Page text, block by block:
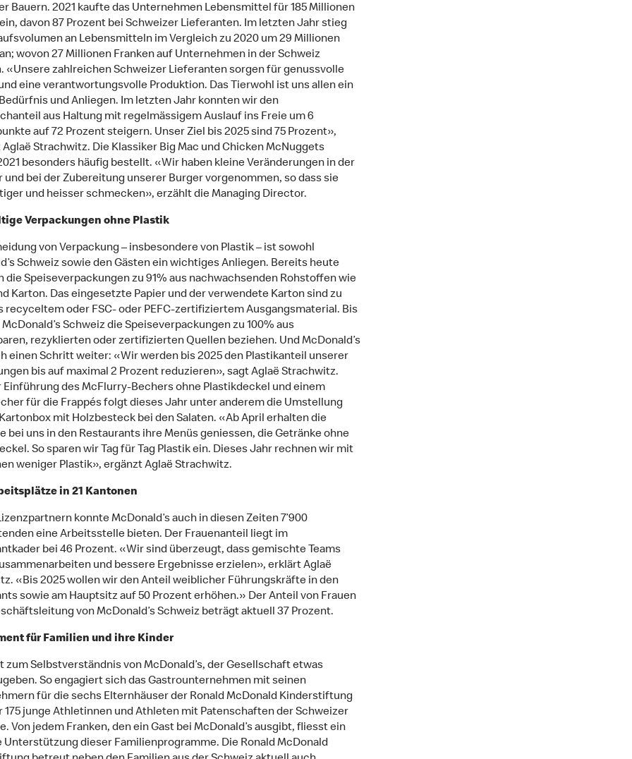
Bauern. 2021 kaufte das Unternehmen Lebensmittel für 185 Millionen
davon 87 Prozent bei Schweizer Lieferanten. Im letzten Jahr stieg
an Lebensmitteln im Vergleich zu 2020 um 29 Millionen
wovon 27 Millionen Franken auf Unternehmen in der Schweiz
«Unsere zahlreichen Schweizer Lieferanten sorgen für genussvolle
eine verantwortungsvolle Produktion. Das Tierwohl ist uns allen ein
und Anliegen. Im letzten Jahr konnten wir den
aus Haltung mit regelmässigem Auslauf ins Freie um 6
auf 72 Prozent steigern. Unser Ziel bis 2025 sind 75 Prozent»,
Strachwitz. Die Klassiker Big Mac und Chicken McNuggets
besonders häufig bestellt. «Wir haben kleine Veränderungen in der
und bei der Zubereitung unserer Burger vorgenommen, so dass sie
und heisser schmecken», erzählt die Managing Director.
Verpackungen ohne Plastik
von Verpackung – insbesondere von Plastik – ist sowohl
Schweiz sowie den Gästen ein wichtiges Anliegen. Bereits heute
die Speiseverpackungen zu 91% aus nachwachsenden Rohstoffen wie
Karton. Das eingesetzte Papier und der verwendete Karton sind zu
recyceltem oder FSC- oder PEFC-zertifiziertem Ausgangsmaterial. Bis
Schweiz die Speiseverpackungen zu 100% aus
rezyklierten oder zertifizierten Quellen beziehen. Und McDonald’s
einen Schritt weiter: «Wir werden bis 2025 den Plastikanteil unserer
bis auf maximal 2 Prozent reduzieren», sagt Aglaë Strachwitz.
Einführung des McFlurry-Bechers ohne Plastikdeckel und einem
für die Frappés folgt dieses Jahr unter anderem die Umstellung
mit Holzbesteck bei den Salaten. «Ab April erhalten die
bei uns in den Restaurants ihre Menüs geniessen, die Getränke ohne
So sparen wir Tag für Tag Plastik ein. Dieses Jahr rechnen wir mit
weniger Plastik», ergänzt Aglaë Strachwitz.
in 21 Kantonen
konnte McDonald’s auch in diesen Zeiten 7’900
eine Arbeitsstelle bieten. Der Frauenanteil liegt im
bei 46 Prozent. «Wir sind überzeugt, dass gemischte Teams
und bessere Ergebnisse erzielen», erklärt Aglaë
«Bis 2025 wollen wir den Anteil weiblicher Führungskräfte in den
sowie am Hauptsitz auf 50 Prozent erhöhen.» Der Anteil von Frauen
von McDonald’s Schweiz beträgt aktuell 37 Prozent.
für Familien und ihre Kinder
zum Selbstverständnis von McDonald’s, der Gesellschaft etwas
So engagiert sich das Gastrounternehmen mit seinen
für die sechs Elternhäuser der Ronald McDonald Kinderstiftung
175 junge Athletinnen und Athleten mit Patenschaften der Schweizer
Von jedem Franken, den ein Gast bei McDonald’s ausgibt, fliesst ein
Unterstützung dieser Familienprogramme. Die Ronald McDonald